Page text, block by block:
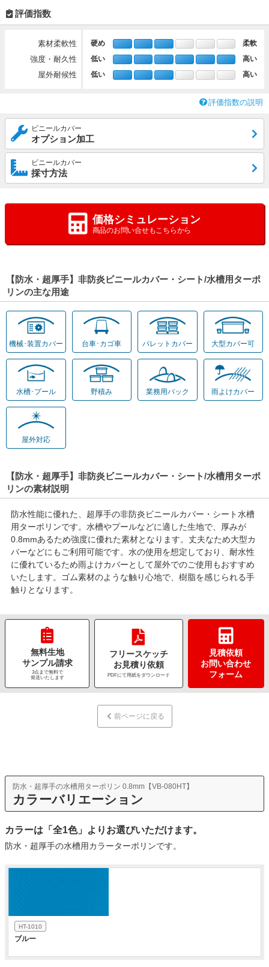
評価指数
素材柔軟性 硬め 柔軟
強度・耐久性 低い 高い
屋外耐候性 低い 高い
評価指数の説明
ビニールカバー
オプション加工
ビニールカバー
採寸方法
価格シミュレーション
商品のお問い合せもこちらから
【防水・超厚手】非防炎ビニールカバー・シート/水槽用ターポ
リンの主な用途
機械･装置カバー 台車･カゴ車 パレットカバー 大型カバー可
水槽･プール 野積み 業務用バック 雨よけカバー
屋外対応
【防水・超厚手】非防炎ビニールカバー・シート/水槽用ターポ
リンの素材説明
防水性能に優れた、超厚手の非防炎ビニールカバー・シート水槽
用ターポリンです。水槽やプールなどに適した生地で、厚みが
0.8mmあるため強度に優れた素材となります。丈夫なため大型カ
バーなどにもご利用可能です。水の使用を想定しており、耐水性
に優れているため雨よけカバーとして屋外でのご使用もおすすめ
いたします。ゴム素材のような触り心地で、樹脂を感じられる手
触りとなります。
無料生地
サンプル請求
3点まで無料で
発送いたします
フリースケッチ
お見積り依頼
PDFにて用紙をダウンロード
見積依頼
お問い合わせ
フォーム
前ページに戻る
防水・超厚手の水槽用ターポリン 0.8mm【VB-080HT】
カラーバリエーション
カラーは「全1色」よりお選びいただけます。
防水・超厚手の水槽用カラーターポリンです。
HT-1010
ブルー